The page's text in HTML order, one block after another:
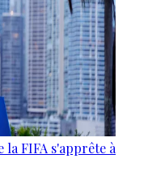
FIFA s'apprête à